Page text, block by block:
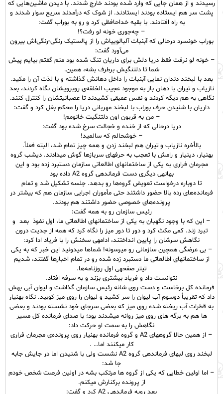
رسیدند و از همان جایی که وارد شده بودند خارج شدند. با دیدن ماشین‌هایی که
پشت سر هم ایستاده بودند ایستادند. از شوک که درآمدند سریع سوار شدند و
به راه افتادند. با بقیه خداحافظی کرد و رو به بوراب گفت:
– چه‌جوری خونه لو رفت؟!
بوراب خونسرد درحالی که آبنبات آلبالوییاش را از پالستیک رنگی-رنگی‌اش بیرون
می‌آورد گفت:
– خونه لو نرفت فقط دریا دلش برای داریان تنگ شده بود منم گفتم بیایم پیش
شما تا دلتنگیش برطرف بشه، همین.
بعد با لبخند دندان نمایی آبنبات را داخل دهانش گذاشته و با لذت آن را مکید.
نازیاب و تیران با دهان باز به موجود عجیب الخلقه‌ی روبرویشان نگاه کردند، بعد
نگاهی به هم دیگه کردند و نفس عمیقی کشیدند تا عصبانیتشان را کنترل کنند.
داریان با شنیدن حرف بوراب با لبخند مهربانی دریا را محکم بغل کرد و گفت:
– من به قربون اون دلتنگیت خانومم!
دریا درحالی که از خنده و خجالت سرخ شده بود گفت:
– خوشحالم که سالمید!
بالأخره نازیاب و تیران هم لبخند زدن و همه چیز تمام شد، البته فعلاً.
بهنیار، دینیار و رامش با تعجب به حرفهای سربازها گوش میدادند. دیشب گروه
مجرمان فراری به یکی از ساختمانهای اطالعاتی سازمان دستبرد زده بود و این
بهانهی دیگری دست فرماندهی گروه A2 داده بود
تا دوباره درخواست تعویض گروه‌ها رو بدهد. جلسه تشکیل شد و تمام
فرمانده‌های رده بالا حضور داشتند حتی مأموران اجرایی سازمان هم که بیشتر در
پرونده‌های خصوصی حضور داشتند هم بودند.
رئیس سازمان رو به همه گفت:
– این که با وجود نگهبان به یکی از ساختمانهای اطالعاتی ما، اول نفوذ بعد و
تبرد زند. کمی مکث کرد و دور تا دور میز را نگاه کرد که همه از جدیت درون
نگاهش سرشان را پایین انداختند، ادامهی سخنش را با فریاد ادا کرد:
– بی عرضگی همچین سازمانی رو میرسونه! شماها میدونید این خبر که به یکی
از ساختمانهای اطالعاتی ما دستبرد زده شده رو در تمام اخبارها گفتند، شدیم
تیتر صفحهی اول روزنامه‌ها.
نتوانست داد و فریاد بیشتری بزند و به سرفه افتاد.
فرمانده کل برخاست و دست روی شانه رئیس سازمان گذاشت و لیوان آبی بهش
داد که تقریباً دوسوم آب لیوان را سر کشید و لیوان را روی میز کوبید. نگاه بهنیار
به قطرات آب ریخته شده روی میز که بعضی سرجای خود نشسته بودند و بعضی
ها هم به برگه های روی میز روانه میشدند بود؛ با صدای فرمانده کل مسیر
نگاهش را به سمت او حرکت داد:
– از همین حالا گروههای A2 و گروه فرمانده بهنیار روی پرونده‌ی مجرمان فراری
کار میکنند اما… .
لبخند روی لبهای فرماندهی گروه A2 نشست ولی با شنیدن اما در جایش جابه
جا شد:
– اما اولین خطایی که یکی از گروه ها مرتکب بشه در اولین فرصت شخص خودم
از پرونده برکنارش میکنم.
بعد روبه فرماندهی A2 کرد و گفت: